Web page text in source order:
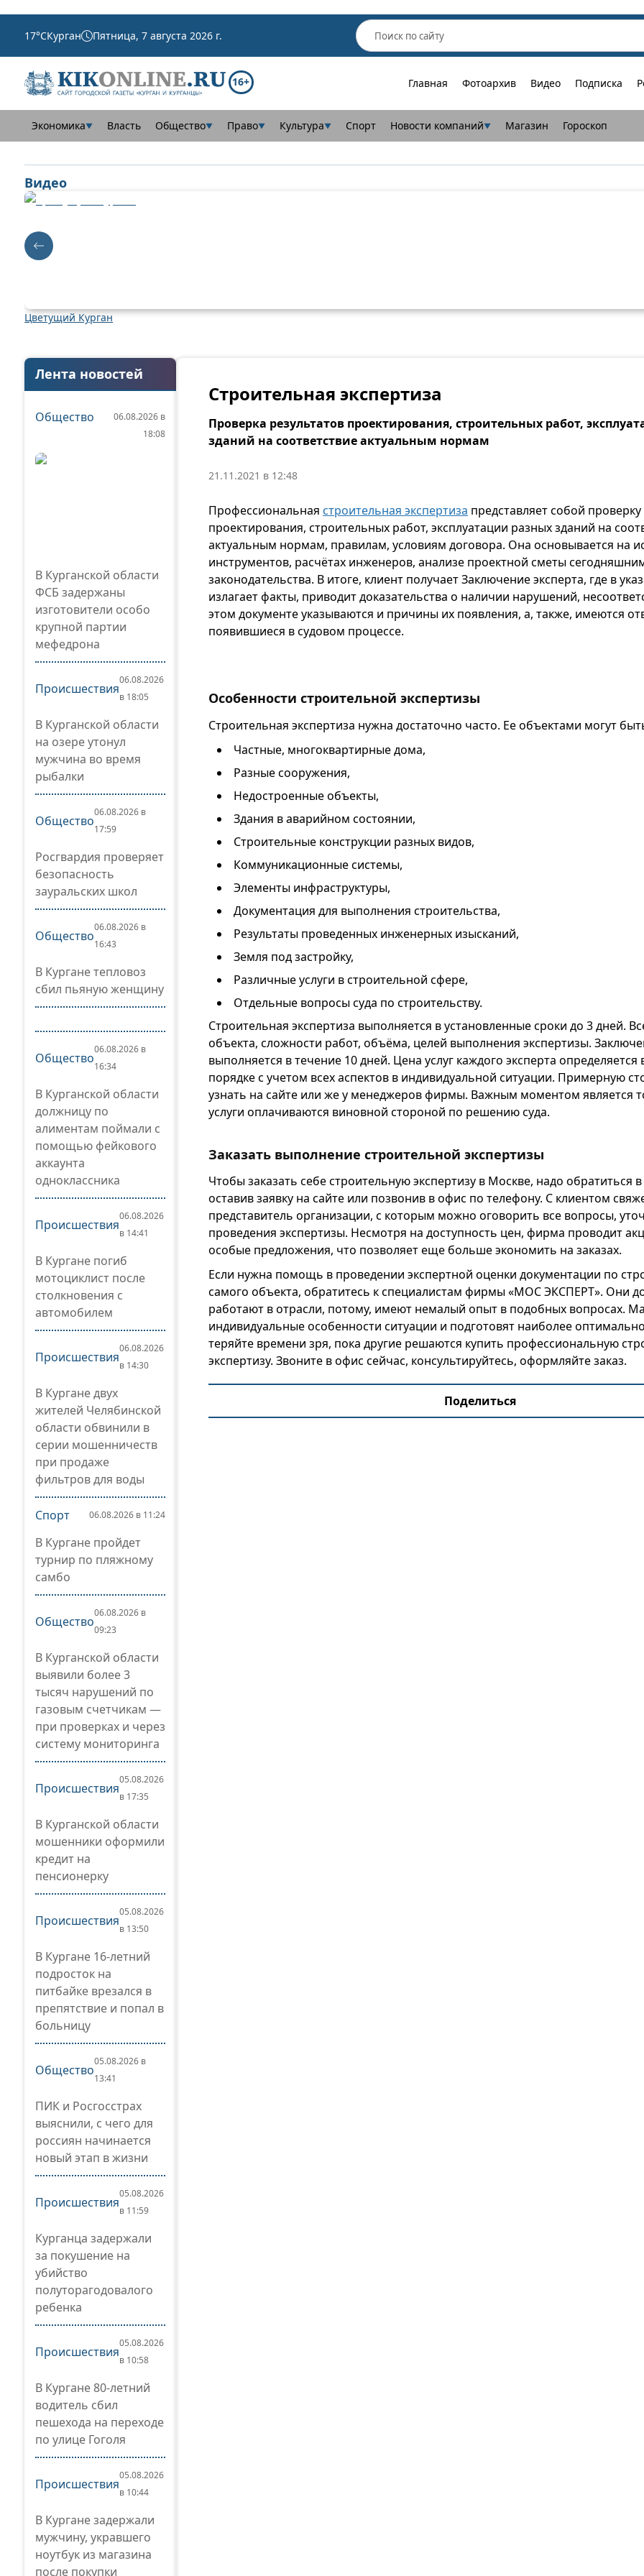
17°CКурган Пятница, 7 августа 2026 г.
16+ Главная Фотоархив Видео Подписка
Экономика▼ Власть Общество▼ Право▼ Культура▼ Спорт Новости компаний▼ Магазин Гороскоп
Видео
Цветущий Курган
Лента новостей
Общество
06.08.2026 в
18:08
В Курганской области
ФСБ задержаны
изготовители особо
крупной партии
мефедрона
Происшествия
06.08.2026
в 18:05
В Курганской области
на озере утонул
мужчина во время
рыбалки
Общество
06.08.2026 в
17:59
Росгвардия проверяет
безопасность
зауральских школ
Общество
06.08.2026 в
16:43
В Кургане тепловоз
сбил пьяную женщину
Общество
06.08.2026 в
16:34
В Курганской области
должницу по
алиментам поймали с
помощью фейкового
аккаунта
одноклассника
Происшествия
06.08.2026
в 14:41
В Кургане погиб
мотоциклист после
столкновения с
автомобилем
Происшествия
06.08.2026
в 14:30
В Кургане двух
жителей Челябинской
области обвинили в
серии мошенничеств
при продаже
фильтров для воды
Спорт 06.08.2026 в 11:24
В Кургане пройдет
турнир по пляжному
самбо
Общество
06.08.2026 в
09:23
В Курганской области
выявили более 3
тысяч нарушений по
газовым счетчикам —
при проверках и через
систему мониторинга
Происшествия
05.08.2026
в 17:35
В Курганской области
мошенники оформили
кредит на
пенсионерку
Происшествия
05.08.2026
в 13:50
В Кургане 16-летний
подросток на
питбайке врезался в
препятствие и попал в
больницу
Общество
05.08.2026 в
13:41
ПИК и Росгосстрах
выяснили, с чего для
россиян начинается
новый этап в жизни
Происшествия
05.08.2026
в 11:59
Курганца задержали
за покушение на
убийство
полуторагодовалого
ребенка
Происшествия
05.08.2026
в 10:58
В Кургане 80-летний
водитель сбил
пешехода на переходе
по улице Гоголя
Происшествия
05.08.2026
в 10:44
В Кургане задержали
мужчину, укравшего
ноутбук из магазина
после покупки
Строительная экспертиза
Проверка результатов проектирования, строительных работ,
зданий на соответствие актуальным нормам
21.11.2021 в 12:48
Профессиональная строительная экспертиза представляет собой проверку
проектирования, строительных работ, эксплуатации разных зданий на
актуальным нормам, правилам, условиям договора. Она основывается на
инструментов, расчётах инженеров, анализе проектной сметы
законодательства. В итоге, клиент получает Заключение эксперта, где в
излагает факты, приводит доказательства о наличии нарушений,
этом документе указываются и причины их появления, а, также, имеются
появившиеся в судовом процессе.
Особенности строительной экспертизы
Строительная экспертиза нужна достаточно часто. Ее объектами могут
Частные, многоквартирные дома,
Разные сооружения,
Недостроенные объекты,
Здания в аварийном состоянии,
Строительные конструкции разных видов,
Коммуникационные системы,
Элементы инфраструктуры,
Документация для выполнения строительства,
Результаты проведенных инженерных изысканий,
Земля под застройку,
Различные услуги в строительной сфере,
Отдельные вопросы суда по строительству.
Строительная экспертиза выполняется в установленные сроки до 3 дней.
объекта, сложности работ, объёма, целей выполнения экспертизы.
выполняется в течение 10 дней. Цена услуг каждого эксперта
порядке с учетом всех аспектов в индивидуальной ситуации. Примерную
узнать на сайте или же у менеджеров фирмы. Важным моментом является
услуги оплачиваются виновной стороной по решению суда.
Заказать выполнение строительной экспертизы
Чтобы заказать себе строительную экспертизу в Москве, надо обратиться
оставив заявку на сайте или позвонив в офис по телефону. С клиентом
представитель организации, с которым можно оговорить все вопросы,
проведения экспертизы. Несмотря на доступность цен, фирма проводит
особые предложения, что позволяет еще больше экономить на заказах.
Если нужна помощь в проведении экспертной оценки документации по
самого объекта, обратитесь к специалистам фирмы «МОС ЭКСПЕРТ». Они
работают в отрасли, потому, имеют немалый опыт в подобных вопросах.
индивидуальные особенности ситуации и подготовят наиболее
теряйте времени зря, пока другие решаются купить профессиональную
экспертизу. Звоните в офис сейчас, консультируйтесь, оформляйте заказ.
Поделиться